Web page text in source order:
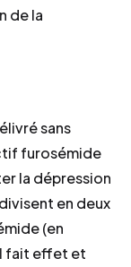
de la
sans
furosémide
la dépression
en deux
(en
fait effet et